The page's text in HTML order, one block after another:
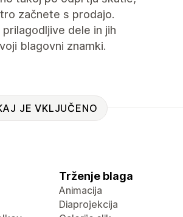
začnete s prodajo.
dele in jih
blagovni znamki.
JE VKLJUČENO
Trženje blaga
Animacija
Diaprojekcija